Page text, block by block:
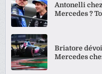
Antonelli
Mercedes ?
Briatore
Mercedes